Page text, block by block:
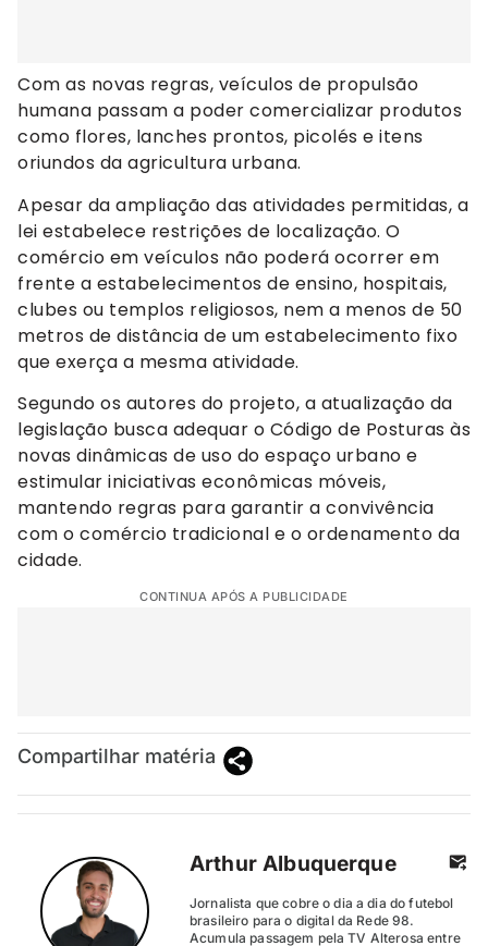
Com as novas regras, veículos de propulsão
humana passam a poder comercializar produtos
como flores, lanches prontos, picolés e itens
oriundos da agricultura urbana.
Apesar da ampliação das atividades permitidas, a
lei estabelece restrições de localização. O
comércio em veículos não poderá ocorrer em
frente a estabelecimentos de ensino, hospitais,
clubes ou templos religiosos, nem a menos de 50
metros de distância de um estabelecimento fixo
que exerça a mesma atividade.
Segundo os autores do projeto, a atualização da
legislação busca adequar o Código de Posturas às
novas dinâmicas de uso do espaço urbano e
estimular iniciativas econômicas móveis,
mantendo regras para garantir a convivência
com o comércio tradicional e o ordenamento da
cidade.
CONTINUA APÓS A PUBLICIDADE
Compartilhar matéria
Arthur Albuquerque
Jornalista que cobre o dia a dia do futebol
brasileiro para o digital da Rede 98.
Acumula passagem pela TV Alterosa entre